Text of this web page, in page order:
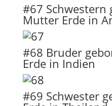
#67 Schwestern
Mutter Erde in
#68 Bruder
Erde in Indien
#69 Schwester